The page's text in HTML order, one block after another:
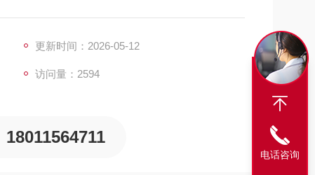
更新时间：2026-05-12
访问量：2594
18011564711
电话咨询